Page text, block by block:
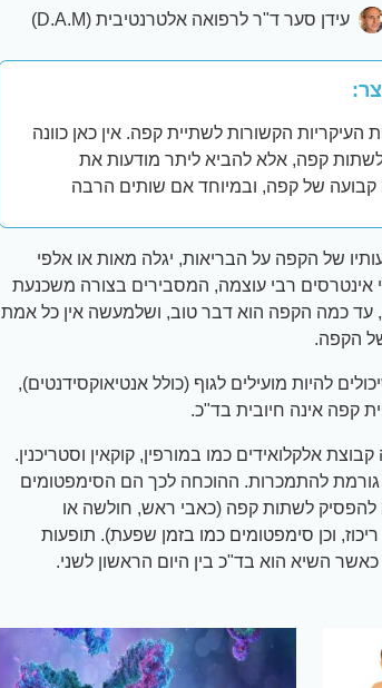
עידן סער ד"ר לרפואה אלטרנטיבית (D.A.M)
הקשורות לשתיית קפה. אין כאן כוונה
לשתות קפה, אלא להביא ליתר מודעות את
קבועה של קפה, ובמיוחד אם שותים הרבה
של הקפה על הבריאות, יגלה מאות או אלפי
רבי עוצמה, המסבירים בצורה משכנעת
עד כמה הקפה הוא דבר טוב, ושלמעשה אין כל אמת
הקפה.
להיות מועילים לגוף (כולל אנטיאוקסידנטים),
קפה אינה חיובית בד"כ.
אלקלואידים כמו במורפין, קוקאין וסטריכנין.
גורמת להתמכרות. ההוכחה לכך הם הסימפטומים
להפסיק לשתות קפה (כאבי ראש, חולשה או
וכן סימפטומים כמו בזמן שפעת). תופעות